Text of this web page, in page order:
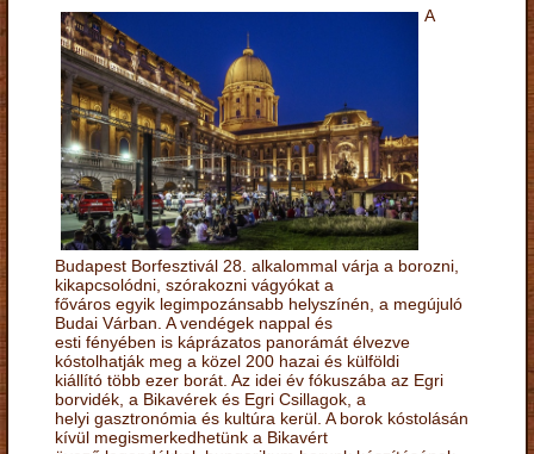
A
Budapest Borfesztivál 28. alkalommal várja a borozni,
kikapcsolódni, szórakozni vágyókat a
főváros egyik legimpozánsabb helyszínén, a megújuló
Budai Várban. A vendégek nappal és
esti fényében is káprázatos panorámát élvezve
kóstolhatják meg a közel 200 hazai és külföldi
kiállító több ezer borát. Az idei év fókuszába az Egri
borvidék, a Bikavérek és Egri Csillagok, a
helyi gasztronómia és kultúra kerül. A borok kóstolásán
kívül megismerkedhetünk a Bikavért